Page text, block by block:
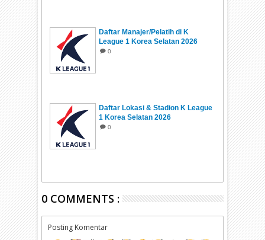
Daftar Manajer/Pelatih di K
League 1 Korea Selatan 2026
0
Daftar Lokasi & Stadion K League
1 Korea Selatan 2026
0
0 COMMENTS :
Posting Komentar